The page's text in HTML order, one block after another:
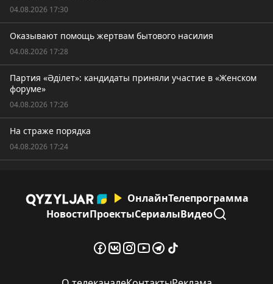
04.08.2026 17:30
Оказывают помощь жертвам бытового насилия
04.08.2026 17:28
Партия «Әділет»: кандидаты приняли участие в «Женском
форуме»
04.08.2026 17:26
На страже порядка
04.08.2026 17:24
ОнлайнТелепрограмма
НовостиПроектыСериалыВидео